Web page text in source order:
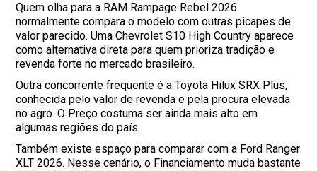
Quem olha para a RAM Rampage Rebel 2026
normalmente compara o modelo com outras picapes de
valor parecido. Uma Chevrolet S10 High Country aparece
como alternativa direta para quem prioriza tradição e
revenda forte no mercado brasileiro.
Outra concorrente frequente é a Toyota Hilux SRX Plus,
conhecida pelo valor de revenda e pela procura elevada
no agro. O Preço costuma ser ainda mais alto em
algumas regiões do país.
Também existe espaço para comparar com a Ford Ranger
XLT 2026. Nesse cenário, o Financiamento muda bastante